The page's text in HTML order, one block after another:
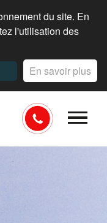
du site. En
l'utilisation des
En savoir plus